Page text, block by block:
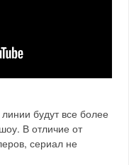
будут все более
В отличие от
сериал не